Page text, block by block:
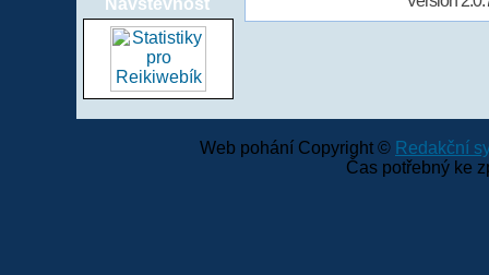
Návštěvnost
Web pohání Copyright © Redakční
Čas potřebný ke